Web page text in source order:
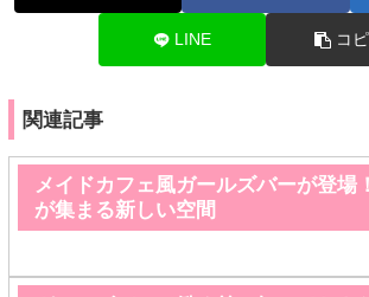
LINE コ
関連記事
メイドカフェ風ガールズバーが登場
が集まる新しい空間